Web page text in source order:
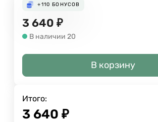
+110 БОНУСОВ
3 640 ₽
В наличии 20
В корзину
Итого:
3 640 ₽